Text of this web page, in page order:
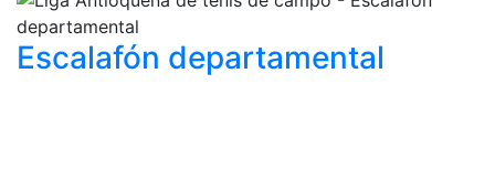
Escalafón departamental